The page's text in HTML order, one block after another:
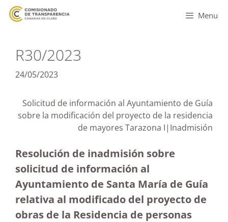
Menu
R30/2023
24/05/2023
Solicitud de información al Ayuntamiento de Guía
sobre la modificación del proyecto de la residencia
de mayores Tarazona I|Inadmisión
Resolución de inadmisión sobre
solicitud de información al
Ayuntamiento de Santa María de Guía
relativa al modificado del proyecto de
obras de la Residencia de personas